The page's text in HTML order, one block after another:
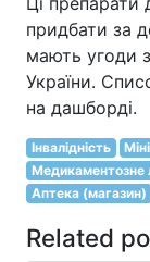
придбати за
мають угоди
України.
на дашборді.
Інвалідність
Медикаментозне
Аптека (магазин)
Related